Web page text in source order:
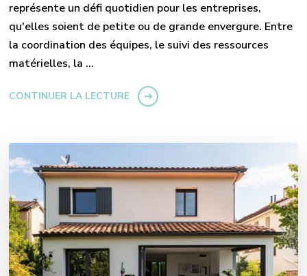
représente un défi quotidien pour les entreprises,
qu'elles soient de petite ou de grande envergure. Entre
la coordination des équipes, le suivi des ressources
matérielles, la …
CONTINUER LA LECTURE